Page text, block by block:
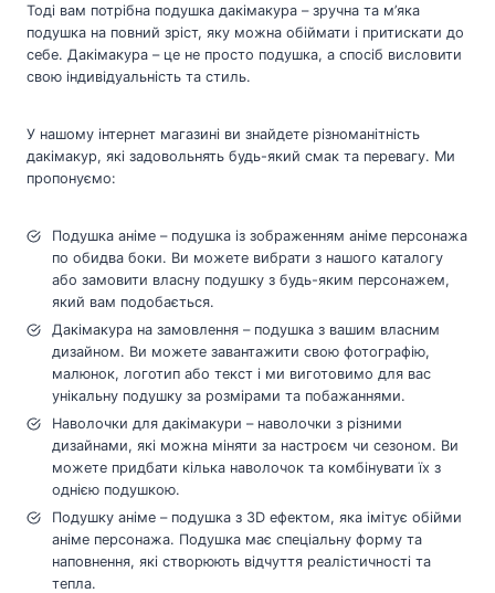
Тоді вам потрібна подушка дакімакура – зручна та м’яка
подушка на повний зріст, яку можна обіймати і притискати до
себе. Дакімакура – це не просто подушка, а спосіб висловити
свою індивідуальність та стиль.
У нашому інтернет магазині ви знайдете різноманітність
дакімакур, які задовольнять будь-який смак та перевагу. Ми
пропонуємо:
Подушка аніме – подушка із зображенням аніме персонажа
по обидва боки. Ви можете вибрати з нашого каталогу
або замовити власну подушку з будь-яким персонажем,
який вам подобається.
Дакімакура на замовлення – подушка з вашим власним
дизайном. Ви можете завантажити свою фотографію,
малюнок, логотип або текст і ми виготовимо для вас
унікальну подушку за розмірами та побажаннями.
Наволочки для дакімакури – наволочки з різними
дизайнами, які можна міняти за настроєм чи сезоном. Ви
можете придбати кілька наволочок та комбінувати їх з
однією подушкою.
Подушку аніме – подушка з 3D ефектом, яка імітує обійми
аніме персонажа. Подушка має спеціальну форму та
наповнення, які створюють відчуття реалістичності та
тепла.